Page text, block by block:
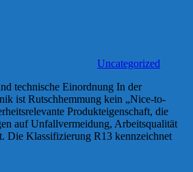
Uncategorized
technische Einordnung In der
ist Rutschhemmung kein „Nice-to-
Produkteigenschaft, die
auf Unfallvermeidung, Arbeitsqualität
Die Klassifizierung R13 kennzeichnet